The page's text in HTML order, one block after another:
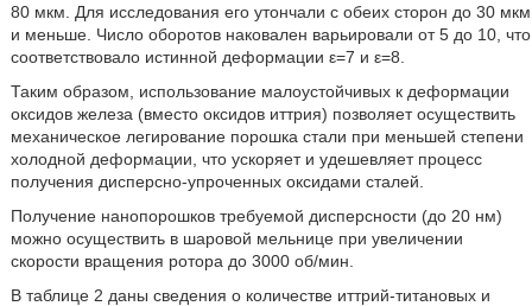
80 мкм. Для исследования его утончали с обеих сторон до 30 мкм
и меньше. Число оборотов наковален варьировали от 5 до 10, что
соответствовало истинной деформации ε=7 и ε=8.
Таким образом, использование малоустойчивых к деформации
оксидов железа (вместо оксидов иттрия) позволяет осуществить
механическое легирование порошка стали при меньшей степени
холодной деформации, что ускоряет и удешевляет процесс
получения дисперсно-упроченных оксидами сталей.
Получение нанопорошков требуемой дисперсности (до 20 нм)
можно осуществить в шаровой мельнице при увеличении
скорости вращения ротора до 3000 об/мин.
В таблице 2 даны сведения о количестве иттрий-титановых и